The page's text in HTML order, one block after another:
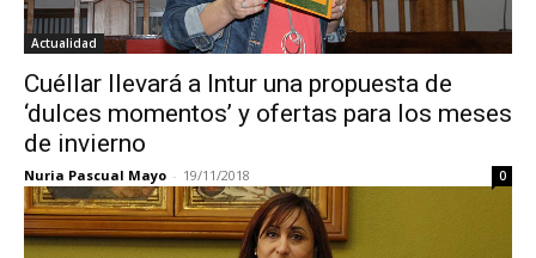
Actualidad
Cuéllar llevará a Intur una propuesta de
‘dulces momentos’ y ofertas para los meses
de invierno
Nuria Pascual Mayo - 19/11/2018 0